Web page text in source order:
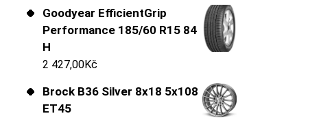
Goodyear EfficientGrip
Performance 185/60 R15 84
H
2 427,00Kč
Brock B36 Silver 8x18 5x108
ET45